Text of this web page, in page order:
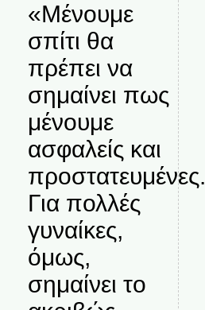
«Μένουμε
σπίτι θα
πρέπει να
σημαίνει πως
μένουμε
ασφαλείς και
προστατευμένες.
Για πολλές
γυναίκες,
όμως,
σημαίνει το